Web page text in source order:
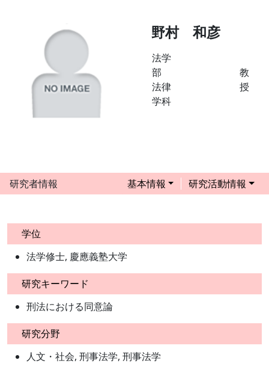
野村 和彦
法学
部
法律
学科
教
授
研究者情報 基本情報 研究活動情報
学位
法学修士, 慶應義塾大学
研究キーワード
刑法における同意論
研究分野
人文・社会, 刑事法学, 刑事法学